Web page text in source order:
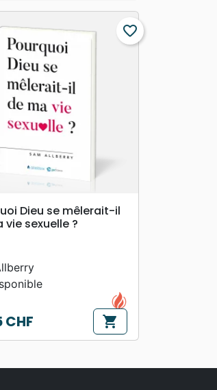
APERÇU RAPIDE
favorite_border
Dieu se mêlerait-il
vie sexuelle ?
CHF shopping_cart